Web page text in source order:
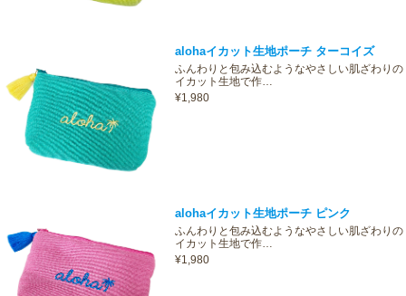
alohaイカット生地ポーチ ターコイズ
ふんわりと包み込むようなやさしい肌ざわりの
イカット生地で作…
¥1,980
alohaイカット生地ポーチ ピンク
ふんわりと包み込むようなやさしい肌ざわりの
イカット生地で作…
¥1,980